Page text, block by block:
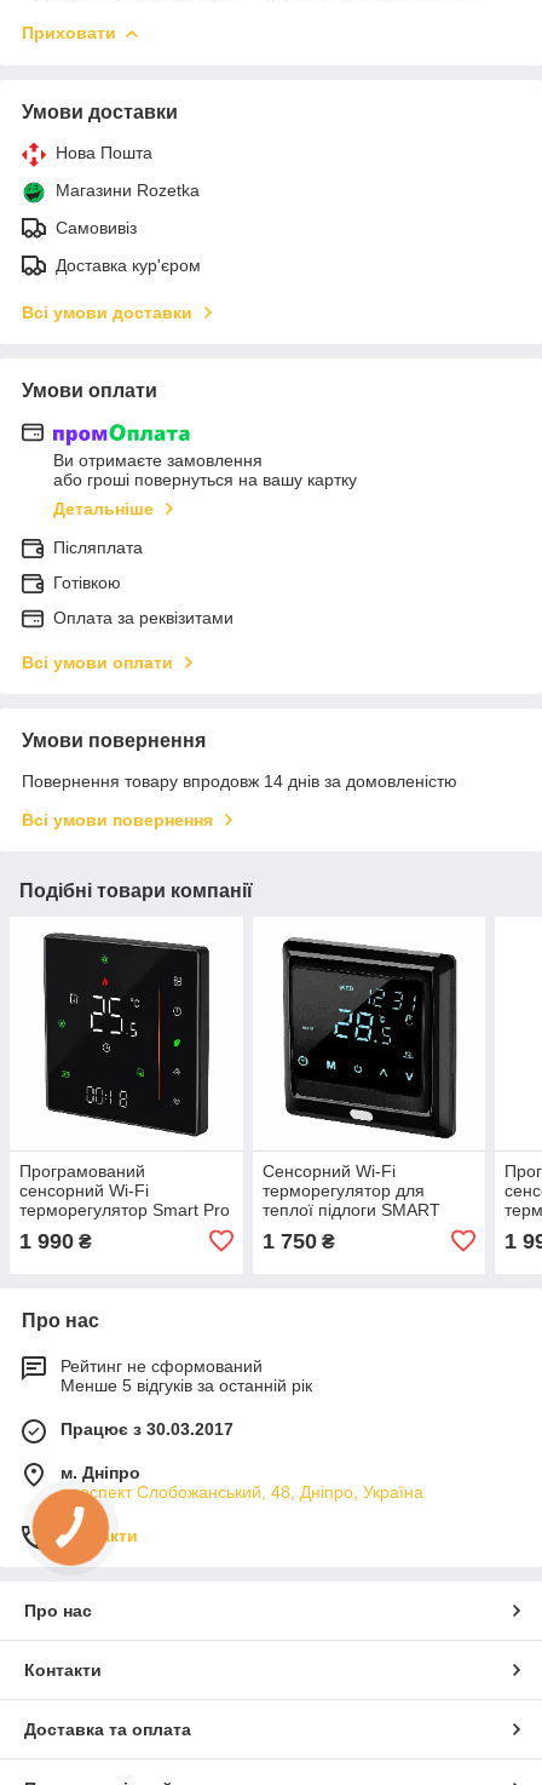
Приховати
Умови доставки
Нова Пошта
Магазини Rozetka
Самовивіз
Доставка кур'єром
Всі умови доставки
Умови оплати
Ви отримаєте замовлення
або гроші повернуться на вашу картку
Детальніше
Післяплата
Готівкою
Оплата за реквізитами
Всі умови оплати
Умови повернення
Повернення товару впродовж 14 днів за домовленістю
Всі умови повернення
Подібні товари компанії
Програмований
сенсорний Wi-Fi
терморегулятор Smart Pro
1 990 ₴
Сенсорний Wi-Fi
терморегулятор для
теплої підлоги SMART
1 750₴ 1
Про нас
Рейтинг не сформований
Менше 5 відгуків за останній рік
Працює з 30.03.2017
м. Дніпро
проспект Слобожанський, 48, Дніпро, Україна
Контакти
Про нас
Контакти
Доставка та оплата